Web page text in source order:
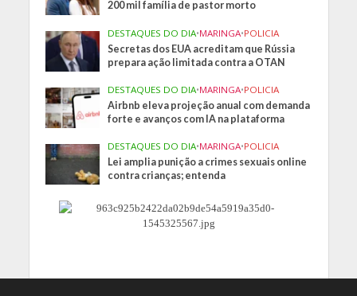
200 mil família de pastor morto
DESTAQUES DO DIA•MARINGA•POLICIA
Secretas dos EUA acreditam que Rússia
prepara ação limitada contra a OTAN
DESTAQUES DO DIA•MARINGA•POLICIA
Airbnb eleva projeção anual com demanda
forte e avanços com IA na plataforma
DESTAQUES DO DIA•MARINGA•POLICIA
Lei amplia punição a crimes sexuais online
contra crianças; entenda